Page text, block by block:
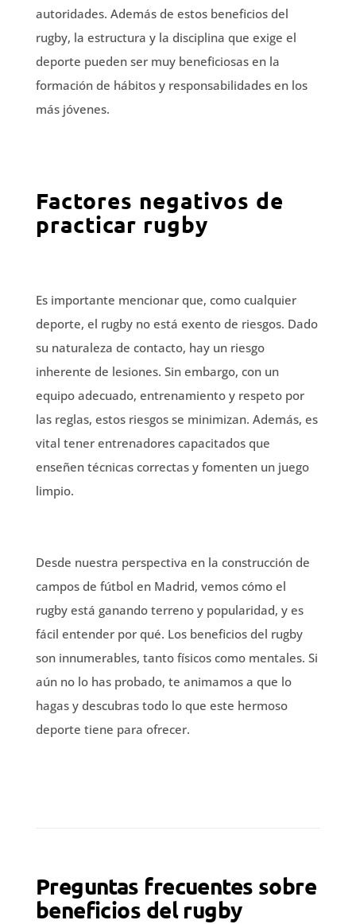
autoridades. Además de estos beneficios del
rugby, la estructura y la disciplina que exige el
deporte pueden ser muy beneficiosas en la
formación de hábitos y responsabilidades en los
más jóvenes.
Factores negativos de
practicar rugby
Es importante mencionar que, como cualquier
deporte, el rugby no está exento de riesgos. Dado
su naturaleza de contacto, hay un riesgo
inherente de lesiones. Sin embargo, con un
equipo adecuado, entrenamiento y respeto por
las reglas, estos riesgos se minimizan. Además, es
vital tener entrenadores capacitados que
enseñen técnicas correctas y fomenten un juego
limpio.
Desde nuestra perspectiva en la construcción de
campos de fútbol en Madrid, vemos cómo el
rugby está ganando terreno y popularidad, y es
fácil entender por qué. Los beneficios del rugby
son innumerables, tanto físicos como mentales. Si
aún no lo has probado, te animamos a que lo
hagas y descubras todo lo que este hermoso
deporte tiene para ofrecer.
Preguntas frecuentes sobre
beneficios del rugby